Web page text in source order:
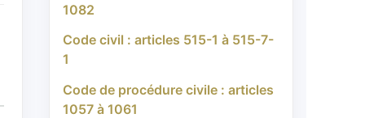
1082
Code civil : articles 515-1 à 515-7-
1
Code de procédure civile : articles
1057 à 1061